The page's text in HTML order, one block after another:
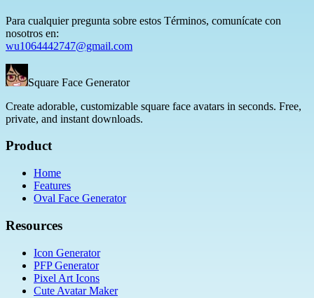
Para cualquier pregunta sobre estos Términos, comunícate con
nosotros en:
wu1064442747@gmail.com
Square Face Generator
Create adorable, customizable square face avatars in seconds. Free,
private, and instant downloads.
Product
Home
Features
Oval Face Generator
Resources
Icon Generator
PFP Generator
Pixel Art Icons
Cute Avatar Maker